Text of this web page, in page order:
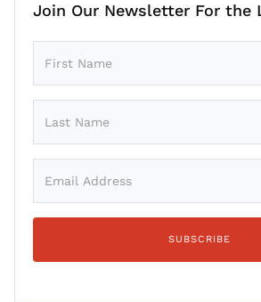
Join Our Newsletter For the